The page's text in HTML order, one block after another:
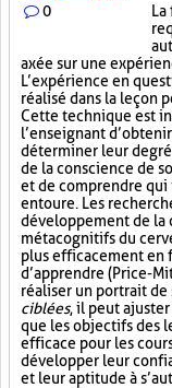
0
axée sur une
L’expérience en
réalisé dans la leçon
Cette technique est
l’enseignant
déterminer leur
de la conscience de
et de comprendre qui
entoure. Les
développement de la
métacognitifs du
plus efficacement en
d’apprendre (Price-
réaliser un portrait de
ciblées, il peut
que les objectifs des
efficace pour les
développer leur
et leur aptitude à